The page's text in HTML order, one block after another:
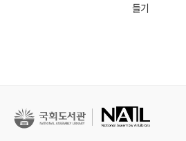
들기